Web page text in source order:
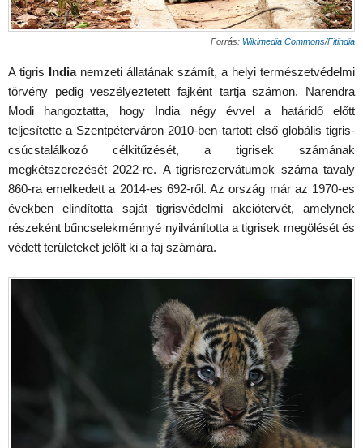
Forrás: Wikimedia Commons/Fitindia
A tigris Indianemzeti állatának számít, a helyi természetvédelmi
törvény pedig veszélyeztetett fajként tartja számon. Narendra
Modi hangoztatta, hogy India négy évvel a határidő előtt
teljesítette a Szentpéterváron 2010-ben tartott első globális tigris-
csúcstalálkozó célkitűzését, a tigrisek számának
megkétszerezését 2022-re. A tigrisrezervátumok száma tavaly
860-ra emelkedett a 2014-es 692-ről. Az ország már az 1970-es
években elindította saját tigrisvédelmi akciótervét, amelynek
részeként bűncselekménnyé nyilvánította a tigrisek megölését és
védett területeket jelölt ki a faj számára.